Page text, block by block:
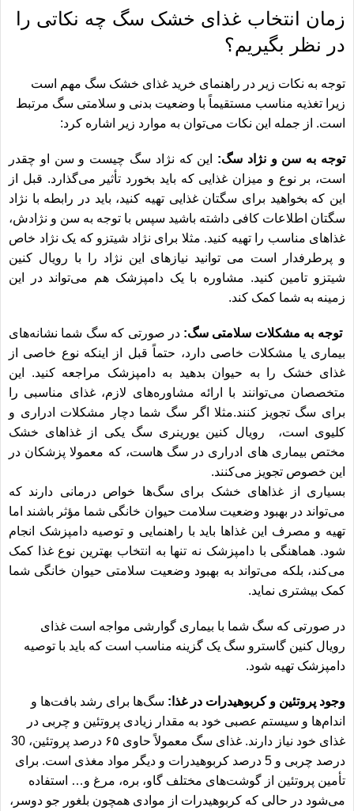
زمان انتخاب غذای خشک سگ چه نکاتی را
در نظر بگیریم؟
توجه به نکات زیر در راهنمای خرید غذای خشک سگ مهم است
زیرا تغذیه مناسب مستقیماً با وضعیت بدنی و سلامتی سگ مرتبط
است. از جمله این نکات می‌توان به موارد زیر اشاره کرد:
توجه به سن و نژاد سگ: این که نژاد سگ چیست و سن او چقدر
است، بر نوع و میزان غذایی که باید بخورد تأثیر می‌گذارد. قبل از
این که بخواهید برای سگتان غذایی تهیه کنید، باید در رابطه با نژاد
سگتان اطلاعات کافی داشته باشید سپس با توجه به سن و نژادش،
غذاهای مناسب را تهیه کنید. مثلا برای نژاد شیتزو که یک نژاد خاص
و پرطرفدار است می توانید نیازهای این نژاد را با رویال کنین
شیتزو تامین کنید. مشاوره با یک دامپزشک هم می‌تواند در این
زمینه به شما کمک کند.
توجه به مشکلات سلامتی سگ: در صورتی که سگ شما نشانه‌های
بیماری یا مشکلات خاصی دارد، حتماً قبل از اینکه نوع خاصی از
غذای خشک را به حیوان بدهید به دامپزشک مراجعه کنید. این
متخصصان می‌توانند با ارائه مشاوره‌های لازم، غذای مناسبی را
برای سگ تجویز کنند.مثلا اگر سگ شما دچار مشکلات ادراری و
کلیوی است، رویال کنین یورینری سگ یکی از غذاهای خشک
مختص بیماری های ادراری در سگ هاست، که معمولا پزشکان در
این خصوص تجویز می‌کنند.
بسیاری از غذاهای خشک برای سگ‌ها خواص درمانی دارند که
می‌تواند در بهبود وضعیت سلامت حیوان خانگی شما مؤثر باشند اما
تهیه و مصرف این غذاها باید با راهنمایی و توصیه دامپزشک انجام
شود. هماهنگی با دامپزشک نه تنها به انتخاب بهترین نوع غذا کمک
می‌کند، بلکه می‌تواند به بهبود وضعیت سلامتی حیوان خانگی شما
کمک بیشتری نماید.
در صورتی که سگ شما با بیماری گوارشی مواجه است غذای
رویال کنین گاسترو سگ یک گزینه مناسب است که باید با توصیه
دامپزشک تهیه شود.
وجود پروتئین و کربوهیدرات در غذا: سگ‌ها برای رشد بافت‌ها و
اندام‌ها و سیستم عصبی خود به مقدار زیادی پروتئین و چربی در
غذای خود نیاز دارند. غذای سگ معمولاً حاوی ۶۵ درصد پروتئین، 30
درصد چربی و 5 درصد کربوهیدرات و دیگر مواد مغذی است. برای
تأمین پروتئین از گوشت‌های مختلف گاو، بره، مرغ و… استفاده
می‌شود در حالی که کربوهیدرات از موادی همچون بلغور جو دوسر،